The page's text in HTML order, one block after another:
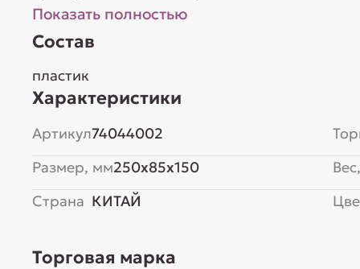
Показать полностью
Состав
пластик
Характеристики
Артикул74044002
Размер, мм250x85x150
Страна КИТАЙ
Торговая марка